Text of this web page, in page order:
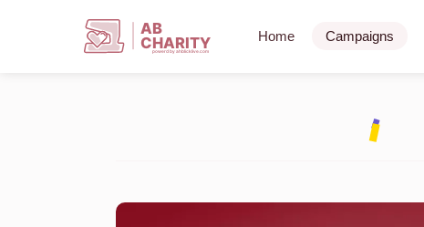
AB
CHARITY
powerd by ahblicklive.com
Home Campaigns